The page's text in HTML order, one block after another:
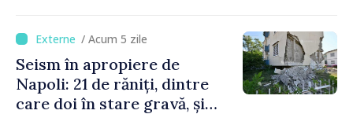
/ Acum 5 zile
Seism în apropiere de
Napoli: 21 de răniți, dintre
care doi în stare gravă, și